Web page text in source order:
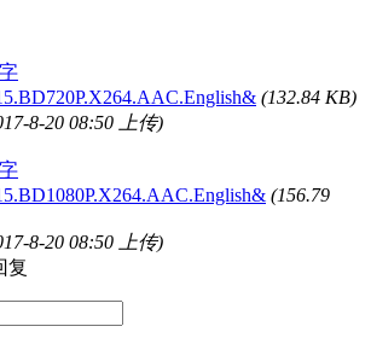
(132.84 KB)
8-20 08:50 上传)
(156.79
8-20 08:50 上传)
复